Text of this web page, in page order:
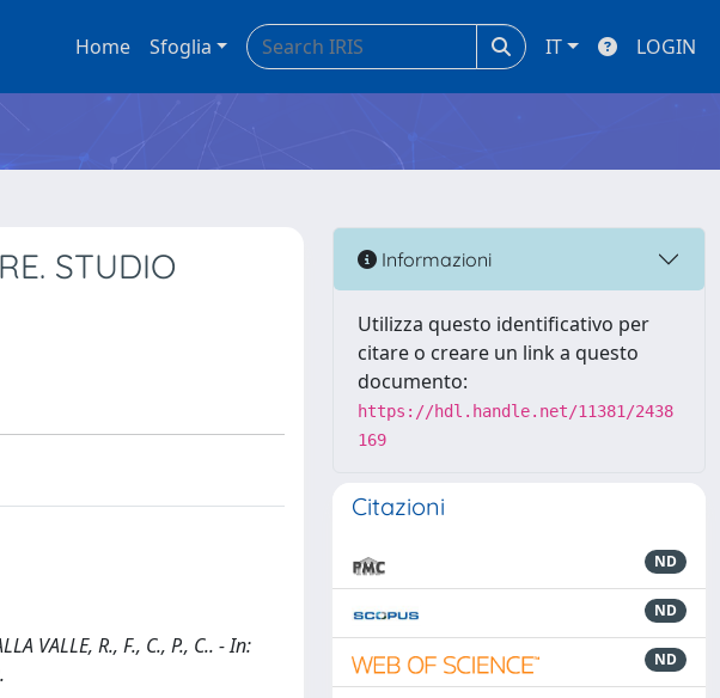
Home Sfoglia IT LOGIN
STUDIO
VALLE, R., F., C., P., C.. - In:
Informazioni
Utilizza questo identificativo per
citare o creare un link a questo
documento:
https://hdl.handle.net/11381/2438
169
Citazioni
ND
ND
ND